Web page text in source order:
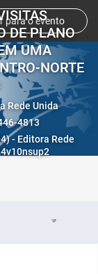
para o evento
DE PLANO
UMA
NORTE
Rede Unida
4813
- Editora Rede